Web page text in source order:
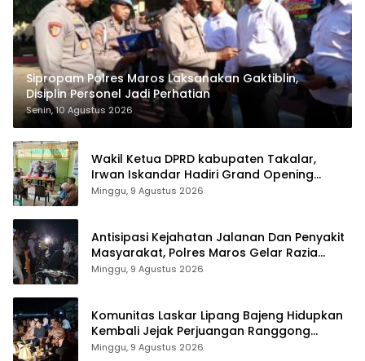
Sipropam Polres Maros Laksanakan Gaktiblin,
Disiplin Personel Jadi Perhatian
Senin, 10 Agustus 2026
Wakil Ketua DPRD kabupaten Takalar,
Irwan Iskandar Hadiri Grand Opening
Rumah sehat Pertama di Takalar, Melayani
Minggu, 9 Agustus 2026
Antisipasi Kejahatan Jalanan Dan Penyakit
Masyarakat, Polres Maros Gelar Razia
Operasi Cipta Kondusif
Minggu, 9 Agustus 2026
Komunitas Laskar Lipang Bajeng Hidupkan
Kembali Jejak Perjuangan Ranggong
Daeng Romo, Wabup Takalar: Apresiasi
Minggu, 9 Agustus 2026